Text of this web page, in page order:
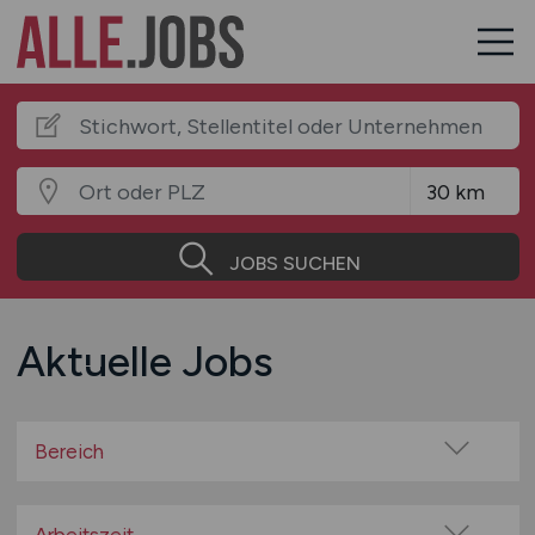
JOBS SUCHEN
Aktuelle Jobs
Bereich